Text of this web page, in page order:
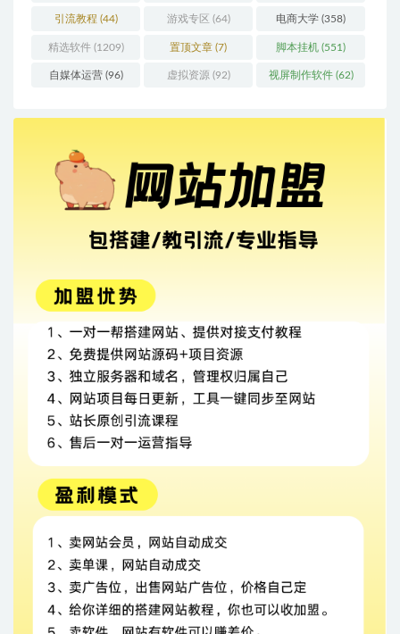
引流教程 (44) 游戏专区 (64) 电商大学 (358)
精选软件(1209) 置顶文章 (7) 脚本挂机 (551)
自媒体运营(96) 虚拟资源 (92) 视屏制作软件(62)